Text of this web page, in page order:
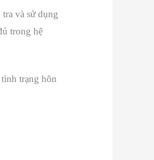
và sử dụng
trong hệ
trạng hôn